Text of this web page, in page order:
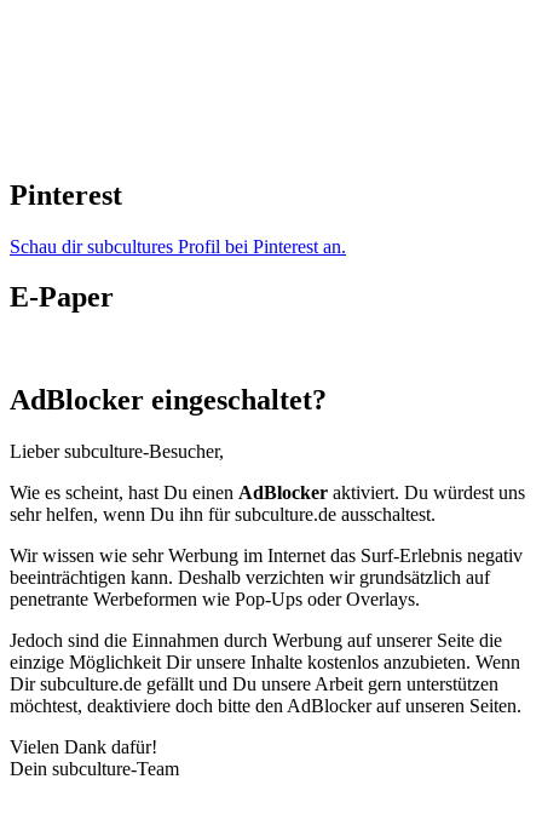
Pinterest
Schau dir subcultures Profil bei Pinterest an.
E-Paper
AdBlocker eingeschaltet?
Lieber subculture-Besucher,
Wie es scheint, hast Du einen AdBlocker aktiviert. Du würdest uns
sehr helfen, wenn Du ihn für subculture.de ausschaltest.
Wir wissen wie sehr Werbung im Internet das Surf-Erlebnis negativ
beeinträchtigen kann. Deshalb verzichten wir grundsätzlich auf
penetrante Werbeformen wie Pop-Ups oder Overlays.
Jedoch sind die Einnahmen durch Werbung auf unserer Seite die
einzige Möglichkeit Dir unsere Inhalte kostenlos anzubieten. Wenn
Dir subculture.de gefällt und Du unsere Arbeit gern unterstützen
möchtest, deaktiviere doch bitte den AdBlocker auf unseren Seiten.
Vielen Dank dafür!
Dein subculture-Team